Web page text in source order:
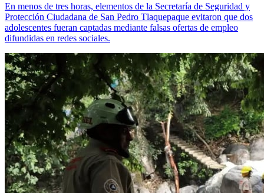
En menos de tres horas, elementos de la Secretaría de Seguridad y
Protección Ciudadana de San Pedro Tlaquepaque evitaron que dos
adolescentes fueran captadas mediante falsas ofertas de empleo
difundidas en redes sociales.